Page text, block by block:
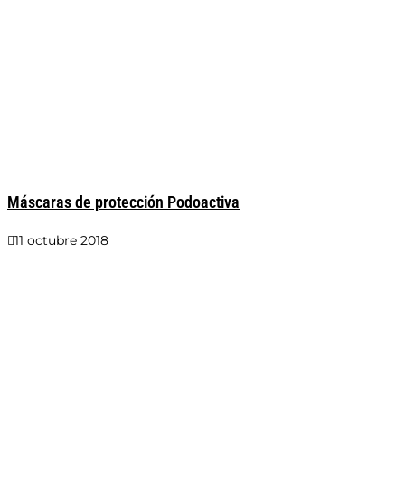
Máscaras de protección Podoactiva
11 octubre 2018